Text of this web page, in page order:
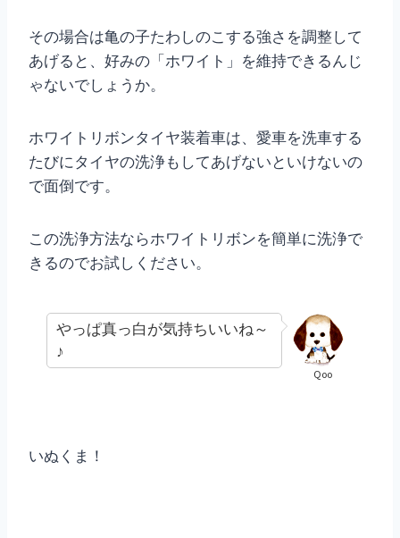
その場合は亀の子たわしのこする強さを調整して
あげると、好みの「ホワイト」を維持できるんじ
ゃないでしょうか。
ホワイトリボンタイヤ装着車は、愛車を洗車する
たびにタイヤの洗浄もしてあげないといけないの
で面倒です。
この洗浄方法ならホワイトリボンを簡単に洗浄で
きるのでお試しください。
Qoo
やっぱ真っ白が気持ちいいね～
♪
いぬくま！